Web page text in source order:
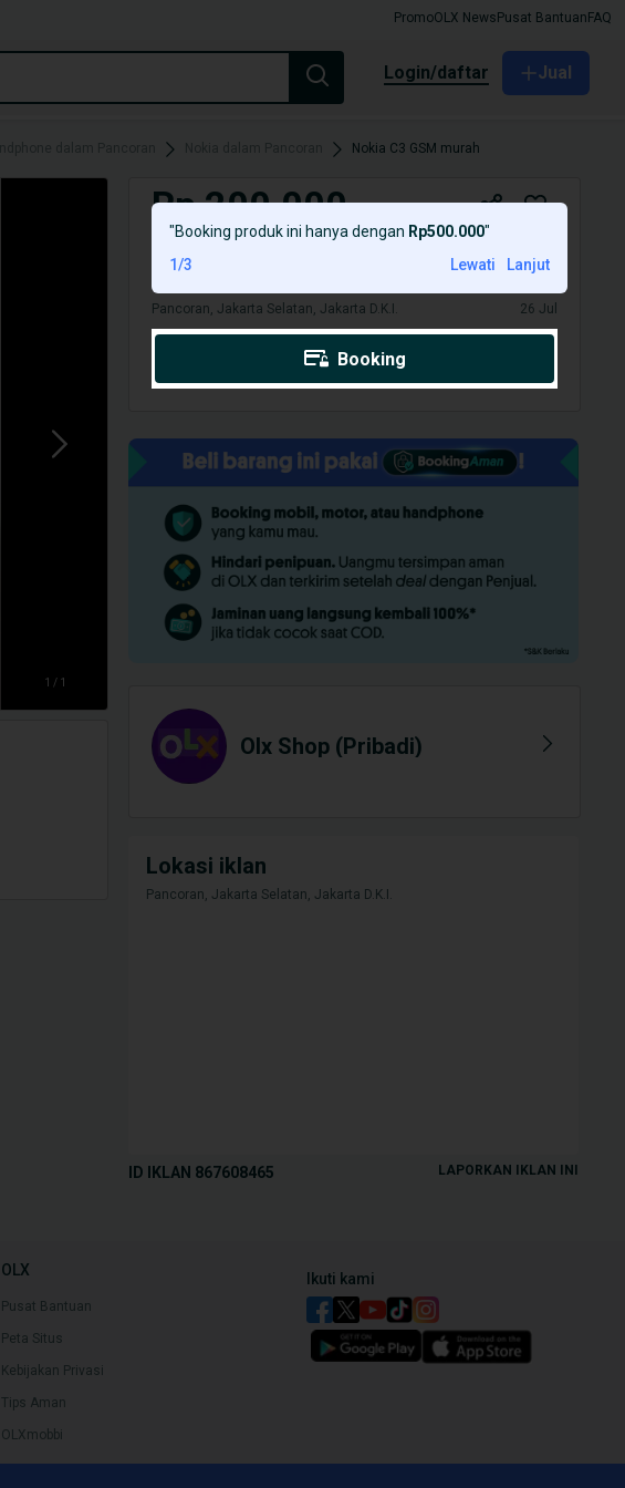
PromoOLX News Pusat Bantuan FAQ
login/daftar Jual
Nokia C3 GSM murah
1 / 1
Rp 200.000
Pancoran, Jakarta Selatan, Jakarta D.K.I. 26 Jul
"Booking produk ini hanya dengan Rp500.000"
1/3 Lewati Lanjut
Booking
Olx Shop (pribadi)
Lokasi iklan
Pancoran, Jakarta Selatan, Jakarta D.K.I.
ID IKLAN 867608465 LAPORKAN IKLAN INI
OLX
Pusat Bantuan
Peta Situs
Kebijakan Privasi
Tips Aman
OLXmobbi
Ikuti kami